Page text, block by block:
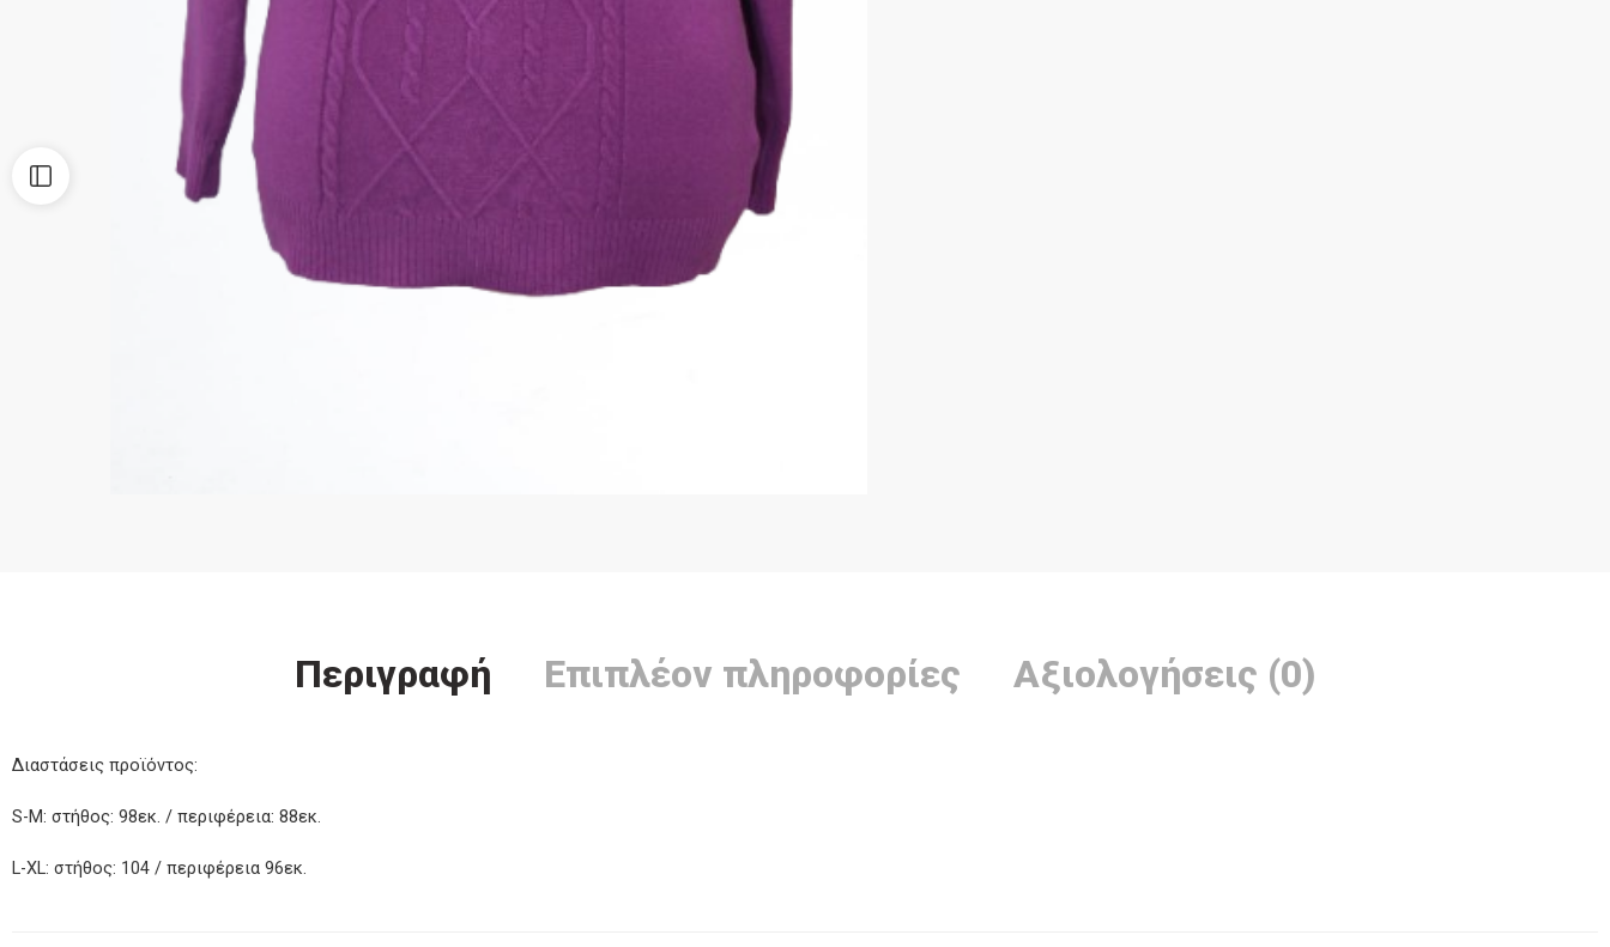
Περιγραφή Επιπλέον πληροφορίες Αξιολογήσεις (0)
Διαστάσεις προϊόντος:
S-M: στήθος: 98εκ. / περιφέρεια: 88εκ.
L-XL: στήθος: 104 / περιφέρεια 96εκ.